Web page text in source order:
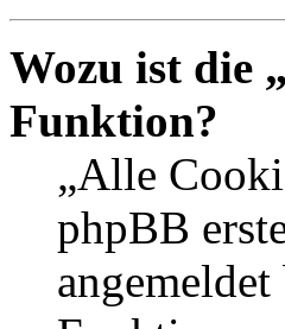
Wozu ist die
Funktion?
„Alle
phpBB